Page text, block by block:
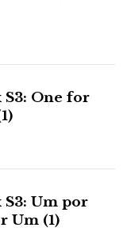
ajuste vertical
vermelho).
todos os tipos
de 4
se lembrou
S3: One for
S3: Um por
Um (1)